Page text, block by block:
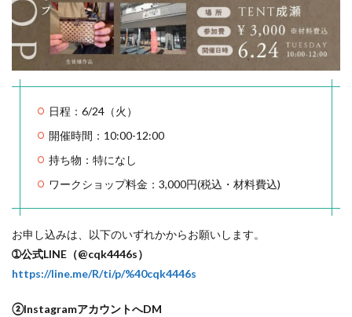
日程：6/24（火）
開催時間：10:00-12:00
持ち物：特になし
ワークショップ料金：3,000円(税込・材料費込)
お申し込みは、以下のいずれかからお願いします。
➀公式LINE（@cqk4446s）
https://line.me/R/ti/p/%40cqk4446s
②InstagramアカウントへDM